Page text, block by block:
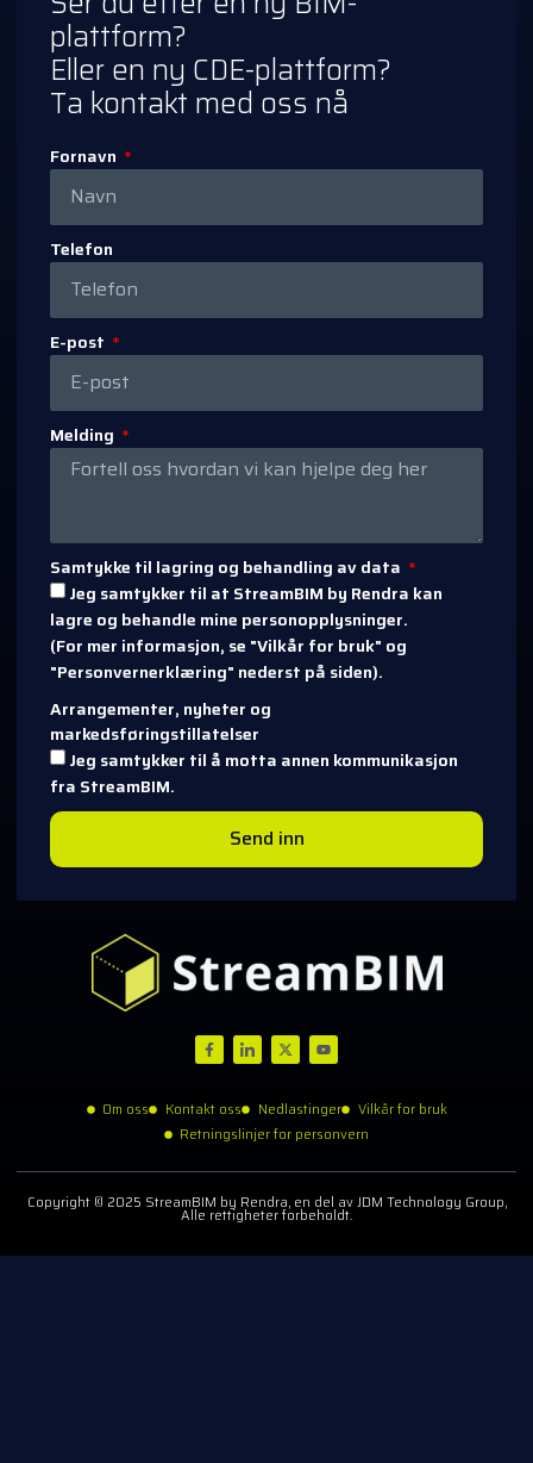
plattform?
Eller en ny CDE-plattform?
Ta kontakt med oss nå
Fornavn
Telefon
E-post
Melding
Samtykke til lagring og behandling av data
Jeg samtykker til at StreamBIM by Rendra kan
lagre og behandle mine personopplysninger.
(For mer informasjon, se "Vilkår for bruk" og
"Personvernerklæring" nederst på siden).
Arrangementer, nyheter og
markedsføringstillatelser
Jeg samtykker til å motta annen kommunikasjon
fra StreamBIM.
Send inn
Om oss Kontakt oss Nedlastinger
Vilkår for bruk
Retningslinjer for personvern
Copyright © 2025 StreamBIM by Rendra, en del av JDM Technology Group,
Alle rettigheter forbeholdt.